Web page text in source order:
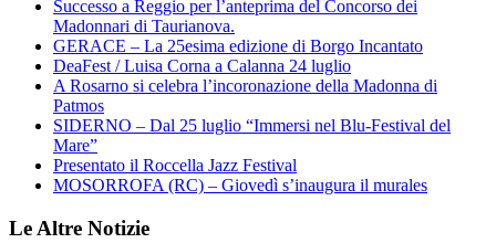
Successo a Reggio per l’anteprima del Concorso dei
Madonnari di Taurianova.
GERACE – La 25esima edizione di Borgo Incantato
DeaFest / Luisa Corna a Calanna 24 luglio
A Rosarno si celebra l’incoronazione della Madonna di
Patmos
SIDERNO – Dal 25 luglio “Immersi nel Blu-Festival del
Mare”
Presentato il Roccella Jazz Festival
MOSORROFA (RC) – Giovedì s’inaugura il murales
Le Altre Notizie